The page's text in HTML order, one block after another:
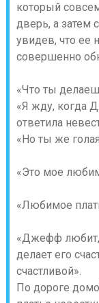
который
дверь, а затем
увидев, что ее
совершенно
«Что ты
«Я жду, когда
ответила
«Но ты же
«Это мое
«Любимое
«Джефф любит,
делает его
счастливой».
По дороге